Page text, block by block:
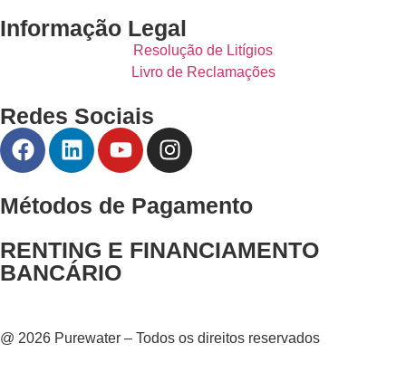
Informação Legal
Resolução de Litígios
Livro de Reclamações
Redes Sociais
Métodos de Pagamento
RENTING E FINANCIAMENTO
BANCÁRIO
@ 2026 Purewater – Todos os direitos reservados